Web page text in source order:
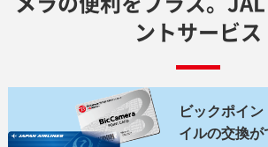
ントサービス
ビックポイ
イルの交換が